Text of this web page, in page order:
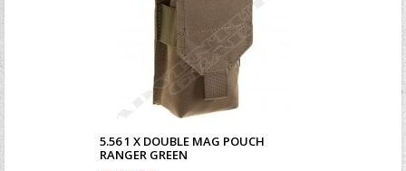
5.56 1 X DOUBLE MAG POUCH
RANGER GREEN